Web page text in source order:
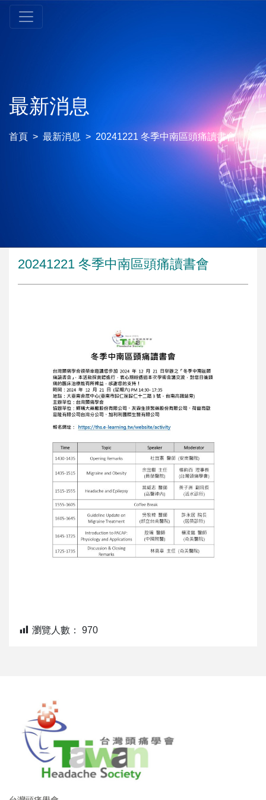
最新消息
首頁 最新消息 20241221 冬季中南區頭痛讀書會
20241221 冬季中南區頭痛讀書會
瀏覽人數： 970